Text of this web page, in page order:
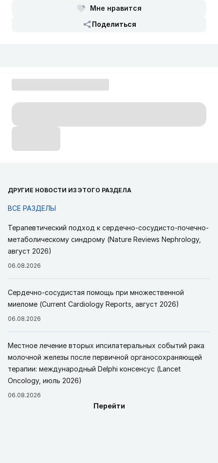
Мне нравится
Поделиться
ДРУГИЕ НОВОСТИ ИЗ ЭТОГО РАЗДЕЛА
ВСЕ РАЗДЕЛЫ
Терапевтический подход к сердечно-сосудисто-почечно-
метаболическому синдрому (Nature Reviews Nephrology,
август 2026)
06.08.2026
Сердечно-сосудистая помощь при множественной
миеломе (Current Cardiology Reports, август 2026)
06.08.2026
Местное лечение вторых ипсилатеральных событий рака
молочной железы после первичной органосохраняющей
терапии: международный Delphi консенсус (Lancet
Oncology, июль 2026)
06.08.2026
Перейти